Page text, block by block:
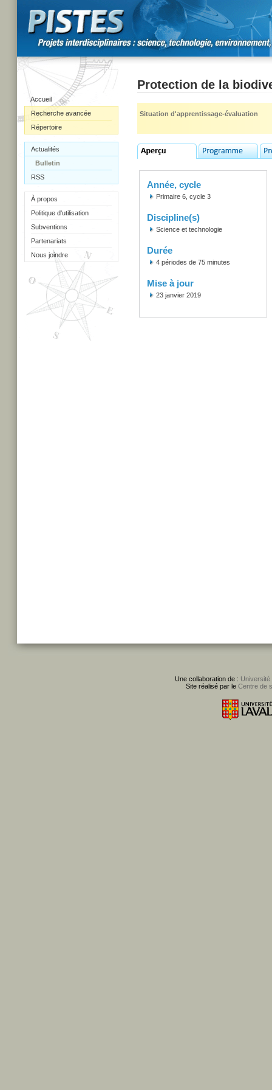
Accueil
Recherche avancée
Répertoire
Actualités
Bulletin
RSS
À propos
Politique d'utilisation
Subventions
Partenariats
Nous joindre
Protection de la
Situation d'apprentissage-évaluation
Année, cycle
Primaire 6, cycle 3
Discipline(s)
Science et technologie
Durée
4 périodes de 75 minutes
Mise à jour
23 janvier 2019
Une collaboration de : Université
Site réalisé par le Centre de